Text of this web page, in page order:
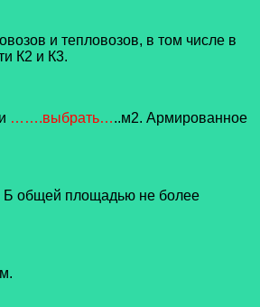
и тепловозов, в том числе в
К2 и К3.
…….выбрать…..м2. Армированное
Б общей площадью не более